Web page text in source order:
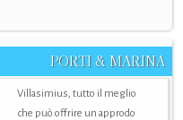
PORTI & MARINA
Villasimius, tutto il meglio
che può offrire un approdo